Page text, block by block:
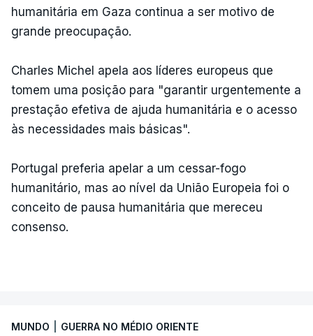
humanitária em Gaza continua a ser motivo de
grande preocupação.
Charles Michel apela aos líderes europeus que
tomem uma posição para "garantir urgentemente a
prestação efetiva de ajuda humanitária e o acesso
às necessidades mais básicas".
Portugal preferia apelar a um cessar-fogo
humanitário, mas ao nível da União Europeia foi o
conceito de pausa humanitária que mereceu
consenso.
MUNDO GUERRA NO MÉDIO ORIENTE